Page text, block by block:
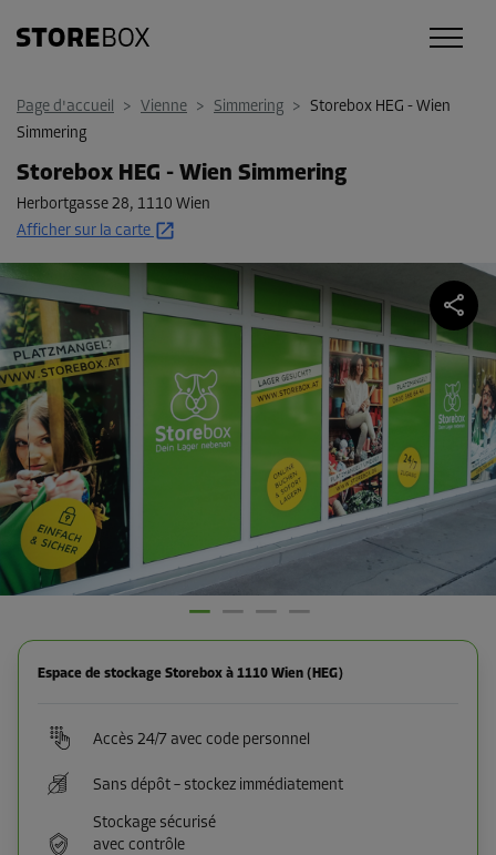
Page d'accueil > Vienne > Simmering > Storebox HEG - Wien
Simmering
Storebox HEG - Wien Simmering
Herbortgasse 28, 1110 Wien
Afficher sur la carte
Espace de stockage Storebox à 1110 Wien (HEG)
Accès 24/7 avec code personnel
Sans dépôt – stockez immédiatement
Stockage sécurisé
avec contrôle